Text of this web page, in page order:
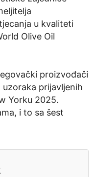
u kvaliteti
Olive Oil
proizvođači
uzoraka prijavljenih
Yorku 2025.
i to sa šest